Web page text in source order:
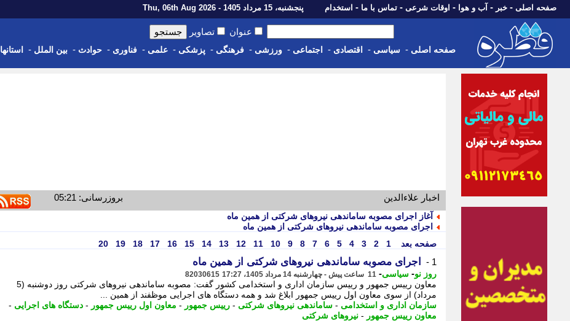
صفحه اصلی - خبر - آب و هوا - اوقات شرعی - تماس با ما - استخدام پنجشنبه، 15 مرداد 1405 - Thu, 06th Aug 2026
عنوان تصاویر
صفحه اصلی - سیاسی - اقتصادی - اجتماعی - ورزشی - فرهنگی - پزشکی - علمی - فناوری - حوادث - بین الملل - استانها
اخبار علاءالدین بروزرسانی: 05:21
آغاز اجرای مصوبه ساماندهی نیروهای شرکتی از همین ماه
اجرای مصوبه ساماندهی نیروهای شرکتی از همین ماه
صفحه بعد
1
2
3
4
5
6
7
8
9
10
11
12
13
14
15
16
17
18
19
20
1 - اجرای مصوبه ساماندهی نیروهای شرکتی از همین ماه
روز نو- سیاسی- 11 ساعت پیش - چهارشنبه 14 مرداد 1405، 17:27 82030615
معاون رییس جمهور و رییس سازمان اداری و استخدامی کشور گفت: مصوبه ساماندهی نیروهای شرکتی روز دوشنبه (5
مرداد) از سوی معاون اول رییس جمهور ابلاغ شد و همه دستگاه های اجرایی موظفند از همین ...
سازمان اداری و استخدامی - ساماندهی نیروهای شرکتی - رییس جمهور - معاون اول رییس جمهور - دستگاه های اجرایی -
معاون رییس جمهور - نیروهای شرکتی